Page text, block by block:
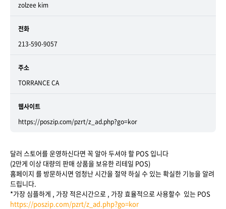
zolzee kim
전화
213-590-9057
주소
TORRANCE CA
웹사이트
https://poszip.com/pzrt/z_ad.php?go=kor
달러 스토어를 운영하신다면 꼭 알아 두셔야 할 POS 입니다
(2만게 이상 대량의 판매 상품을 보유한 리테일 POS)
홈페이지 를 방문하시면 엄청난 시간을 절약 하실 수 있는 확실한 기능을 알려
드립니다.
*가장 심플하게 , 가장 적은시간으로 , 가장 효율적으로 사용할수 있는 POS
https://poszip.com/pzrt/z_ad.php?go=kor